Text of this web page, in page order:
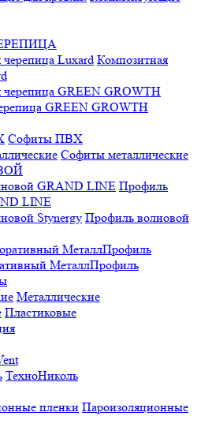
Композитная
GREEN GROWTH
Софиты ПВХ
Софиты металлические
Профиль
LINE
Профиль волновой
МеталлПрофиль
Металлические
Пластиковые
ТехноНиколь
Пароизоляционные